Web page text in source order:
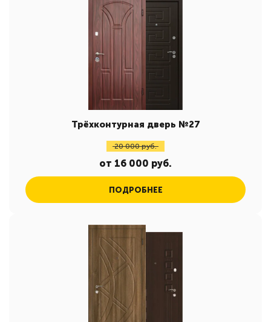
Трёхконтурная дверь №27
20 000 руб.
от 16 000 руб.
ПОДРОБНЕЕ